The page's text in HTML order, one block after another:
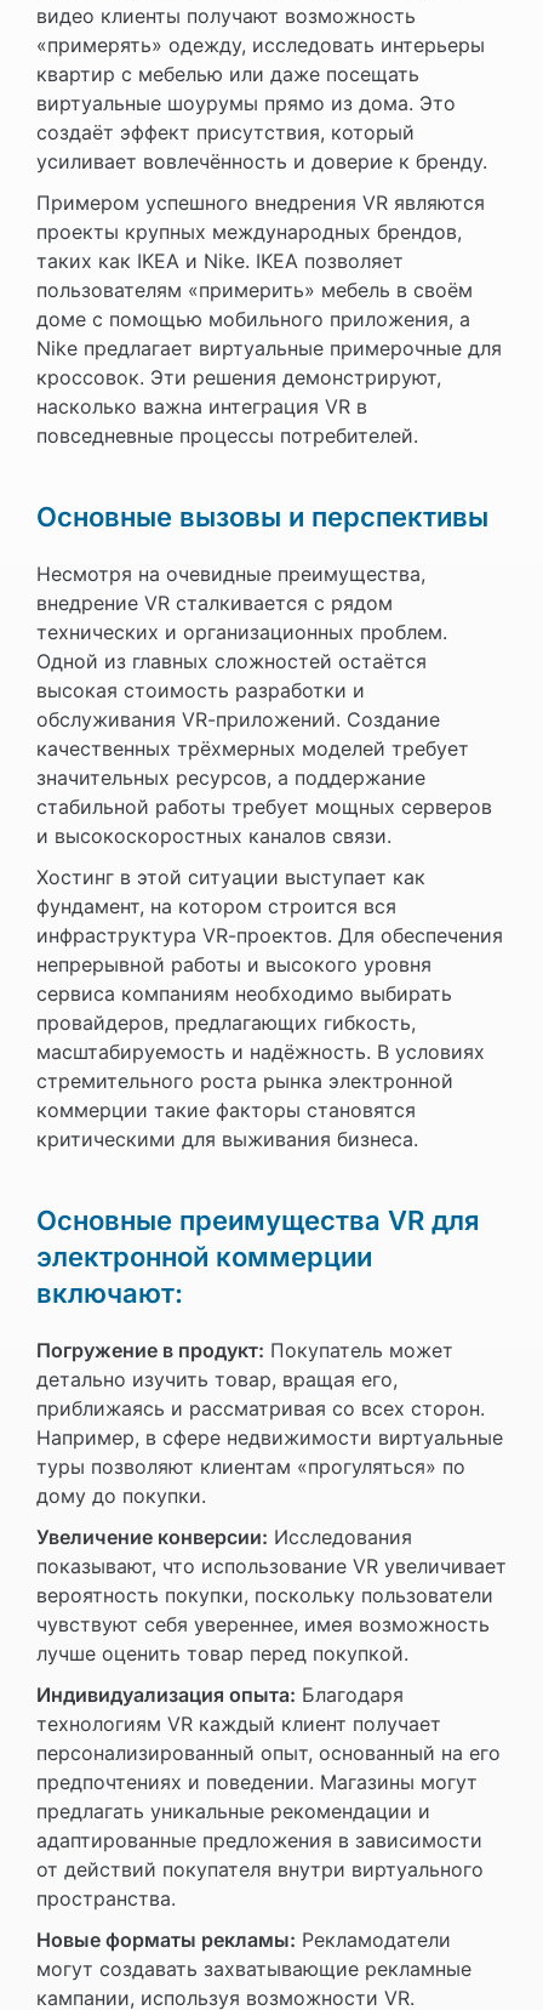
видео клиенты получают возможность
«примерять» одежду, исследовать интерьеры
квартир с мебелью или даже посещать
виртуальные шоурумы прямо из дома. Это
создаёт эффект присутствия, который
усиливает вовлечённость и доверие к бренду.
Примером успешного внедрения VR являются
проекты крупных международных брендов,
таких как IKEA и Nike. IKEA позволяет
пользователям «примерить» мебель в своём
доме с помощью мобильного приложения, а
Nike предлагает виртуальные примерочные для
кроссовок. Эти решения демонстрируют,
насколько важна интеграция VR в
повседневные процессы потребителей.
Основные вызовы и перспективы
Несмотря на очевидные преимущества,
внедрение VR сталкивается с рядом
технических и организационных проблем.
Одной из главных сложностей остаётся
высокая стоимость разработки и
обслуживания VR-приложений. Создание
качественных трёхмерных моделей требует
значительных ресурсов, а поддержание
стабильной работы требует мощных серверов
и высокоскоростных каналов связи.
Хостинг в этой ситуации выступает как
фундамент, на котором строится вся
инфраструктура VR-проектов. Для обеспечения
непрерывной работы и высокого уровня
сервиса компаниям необходимо выбирать
провайдеров, предлагающих гибкость,
масштабируемость и надёжность. В условиях
стремительного роста рынка электронной
коммерции такие факторы становятся
критическими для выживания бизнеса.
Основные преимущества VR для
электронной коммерции
включают:
Погружение в продукт: Покупатель может
детально изучить товар, вращая его,
приближаясь и рассматривая со всех сторон.
Например, в сфере недвижимости виртуальные
туры позволяют клиентам «прогуляться» по
дому до покупки.
Увеличение конверсии: Исследования
показывают, что использование VR увеличивает
вероятность покупки, поскольку пользователи
чувствуют себя увереннее, имея возможность
лучше оценить товар перед покупкой.
Индивидуализация опыта: Благодаря
технологиям VR каждый клиент получает
персонализированный опыт, основанный на его
предпочтениях и поведении. Магазины могут
предлагать уникальные рекомендации и
адаптированные предложения в зависимости
от действий покупателя внутри виртуального
пространства.
Новые форматы рекламы: Рекламодатели
могут создавать захватывающие рекламные
кампании, используя возможности VR.